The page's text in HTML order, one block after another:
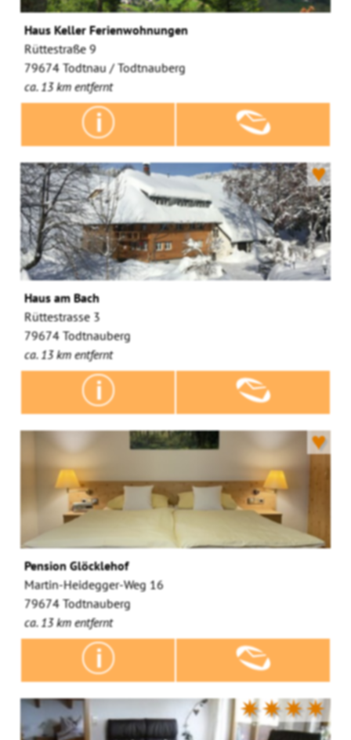
Haus Keller Ferienwohnungen
Rüttestraße 9
79674 Todtnau / Todtnauberg
ca. 13 km entfernt
♥
Haus am Bach
Rüttestrasse 3
79674 Todtnauberg
ca. 13 km entfernt
♥
Pension Glöcklehof
Martin-Heidegger-Weg 16
79674 Todtnauberg
ca. 13 km entfernt
✷✷✷✷